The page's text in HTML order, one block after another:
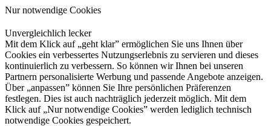
Nur notwendige Cookies
Unvergleichlich lecker
Mit dem Klick auf „geht klar” ermöglichen Sie uns Ihnen über
Cookies ein verbessertes Nutzungserlebnis zu servieren und dieses
kontinuierlich zu verbessern. So können wir Ihnen bei unseren
Partnern personalisierte Werbung und passende Angebote anzeigen.
Über „anpassen” können Sie Ihre persönlichen Präferenzen
festlegen. Dies ist auch nachträglich jederzeit möglich. Mit dem
Klick auf „Nur notwendige Cookies” werden lediglich technisch
notwendige Cookies gespeichert.